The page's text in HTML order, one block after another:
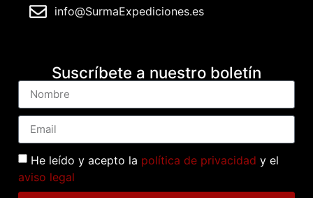
info@SurmaExpediciones.es
Suscríbete a nuestro boletín
He leído y acepto la política de privacidad y el
aviso legal